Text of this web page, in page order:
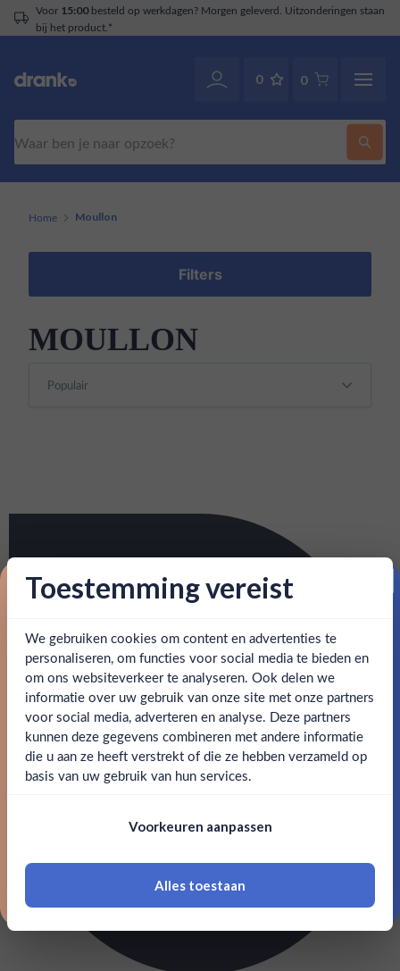
Voor 15:00besteld op werkdagen? Morgen geleverd. Uitzonderingen staan
bij het product.*
0 0
Ben jij 18 jaar of ouder?
Ja Nee
18 jaar of ouder zijn
Home Moullon
Filters
MOULLON
Toestemming vereist
We gebruiken cookies om content en advertenties te
personaliseren, om functies voor social media te bieden en
om ons websiteverkeer te analyseren. Ook delen we
informatie over uw gebruik van onze site met onze partners
voor social media, adverteren en analyse. Deze partners
kunnen deze gegevens combineren met andere informatie
die u aan ze heeft verstrekt of die ze hebben verzameld op
basis van uw gebruik van hun services.
Voorkeuren aanpassen
Alles toestaan
Proost op je eerste korting!
Schrijf je in en ontvang direct 5% korting op je eerste
bestelling.
Email
Claim mijn korting